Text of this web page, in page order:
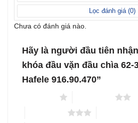
sao
Lọc đánh giá (0)
Chưa có đánh giá nào.
Hãy là người đầu tiên
khóa đầu vặn đầu chìa 62-
Hafele 916.90.470”